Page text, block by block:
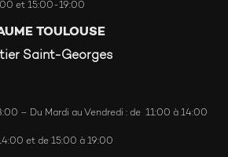
et 15:00-19:00
TOULOUSE
Saint-Georges
– Du Mardi au Vendredi : de 11:00 à 14:00
et de 15:00 à 19:00